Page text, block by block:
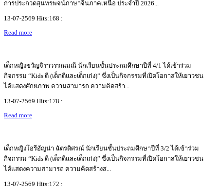
การประกวดสุนทรพจน์ภาษาจีนภาคเหนือ ประจำปี 2026...
13-07-2569 Hits:168 :
Read more
เด็กหญิงขวัญจิราวรรณมณี นักเรียนชั้นประถมศึกษาปีที่ 4/1 ได้เข้าร่วม
กิจกรรม “Kids ดี (เด็กดีและเด็กเก่ง)” ซึ่งเป็นกิจกรรมที่เปิดโอกาสให้เยาวชน
ได้แสดงศักยภาพ ความสามารถ ความคิดสร้า...
13-07-2569 Hits:178 :
Read more
เด็กหญิงโอรีอัญน่า ฉัตรดิศรณ์ นักเรียนชั้นประถมศึกษาปีที่ 3/2 ได้เข้าร่วม
กิจกรรม “Kids ดี (เด็กดีและเด็กเก่ง)” ซึ่งเป็นกิจกรรมที่เปิดโอกาสให้เยาวชน
ได้แสดงความสามารถ ความคิดสร้างส...
13-07-2569 Hits:172 :